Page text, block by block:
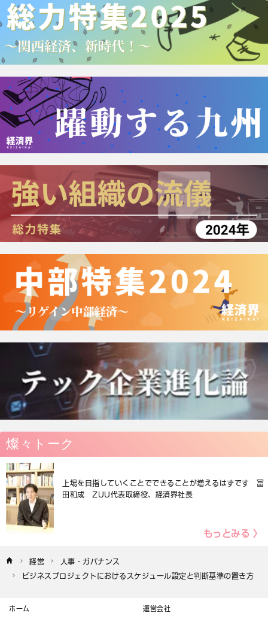
燦々トーク
上場を目指していくことでできることが増えるはずです 冨
田和成 ZUU代表取締役、経済界社長
もっとみる 〉
経営
人事・ガバナンス
ビジネスプロジェクトにおけるスケジュール設定と判断基準の置き方
ホーム 運営会社